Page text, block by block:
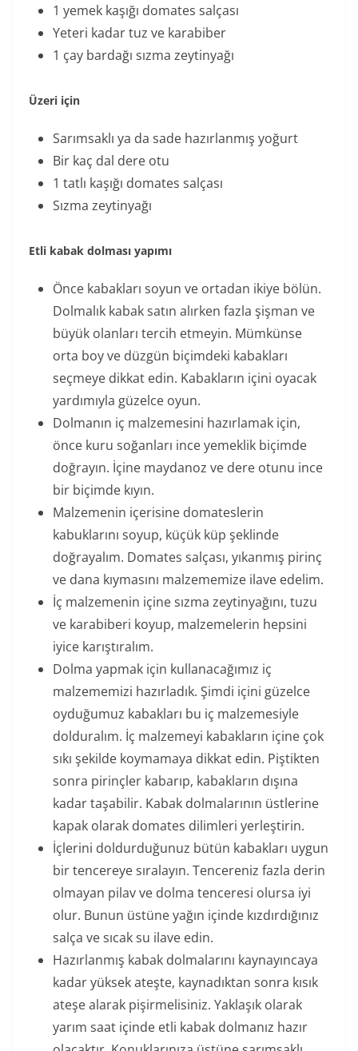
1 yemek kaşığı domates salçası
Yeteri kadar tuz ve karabiber
1 çay bardağı sızma zeytinyağı
Üzeri için
Sarımsaklı ya da sade hazırlanmış yoğurt
Bir kaç dal dere otu
1 tatlı kaşığı domates salçası
Sızma zeytinyağı
Etli kabak dolması yapımı
Önce kabakları soyun ve ortadan ikiye bölün.
Dolmalık kabak satın alırken fazla şişman ve
büyük olanları tercih etmeyin. Mümkünse
orta boy ve düzgün biçimdeki kabakları
seçmeye dikkat edin. Kabakların içini oyacak
yardımıyla güzelce oyun.
Dolmanın iç malzemesini hazırlamak için,
önce kuru soğanları ince yemeklik biçimde
doğrayın. İçine maydanoz ve dere otunu ince
bir biçimde kıyın.
Malzemenin içerisine domateslerin
kabuklarını soyup, küçük küp şeklinde
doğrayalım. Domates salçası, yıkanmış pirinç
ve dana kıymasını malzememize ilave edelim.
İç malzemenin içine sızma zeytinyağını, tuzu
ve karabiberi koyup, malzemelerin hepsini
iyice karıştıralım.
Dolma yapmak için kullanacağımız iç
malzememizi hazırladık. Şimdi içini güzelce
oyduğumuz kabakları bu iç malzemesiyle
dolduralım. İç malzemeyi kabakların içine çok
sıkı şekilde koymamaya dikkat edin. Piştikten
sonra pirinçler kabarıp, kabakların dışına
kadar taşabilir. Kabak dolmalarının üstlerine
kapak olarak domates dilimleri yerleştirin.
İçlerini doldurduğunuz bütün kabakları uygun
bir tencereye sıralayın. Tencereniz fazla derin
olmayan pilav ve dolma tenceresi olursa iyi
olur. Bunun üstüne yağın içinde kızdırdığınız
salça ve sıcak su ilave edin.
Hazırlanmış kabak dolmalarını kaynayıncaya
kadar yüksek ateşte, kaynadıktan sonra kısık
ateşe alarak pişirmelisiniz. Yaklaşık olarak
yarım saat içinde etli kabak dolmanız hazır